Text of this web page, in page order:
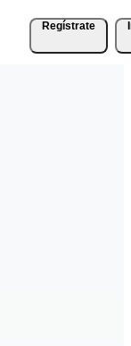
Regístrate